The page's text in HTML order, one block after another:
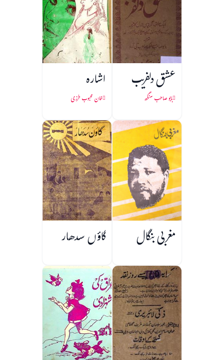
عشق دلفریب
بابو صاحب سنگھ
اشارہ
خان محبوب طرزی
مغربی بنگال گاؤں سدھار